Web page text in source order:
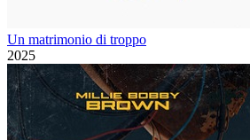
Un matrimonio di troppo
2025